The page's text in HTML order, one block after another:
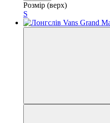
Розмір (верх)
S